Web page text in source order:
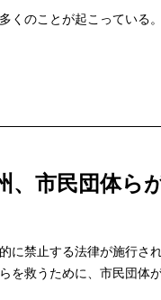
くのことが起こっている
、市民団体ら
に禁止する法律が施行さ
を救うために、市民団体